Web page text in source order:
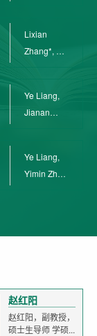
Lixian
Zhang*, Ye
Ye Liang,
Jianan
Ye Liang,
Yimin Zhu,
赵红阳
赵红阳，副教授，
硕士生导师 学硕...